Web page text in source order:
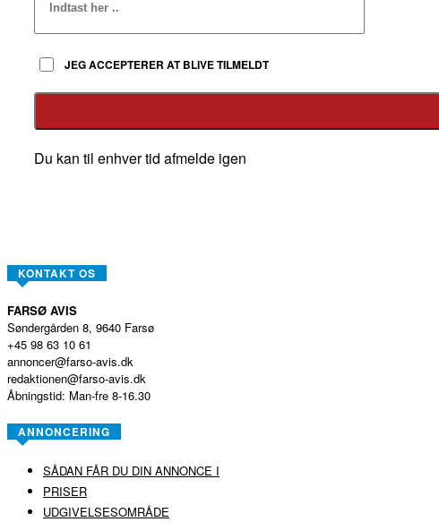
JEG ACCEPTERER AT BLIVE TILMELDT
Du kan til enhver tid afmelde igen
KONTAKT OS
FARSØ AVIS
Søndergården 8, 9640 Farsø
+45 98 63 10 61
annoncer@farso-avis.dk
redaktionen@farso-avis.dk
Åbningstid: Man-fre 8-16.30
ANNONCERING
SÅDAN FÅR DU DIN ANNONCE I
PRISER
UDGIVELSESOMRÅDE